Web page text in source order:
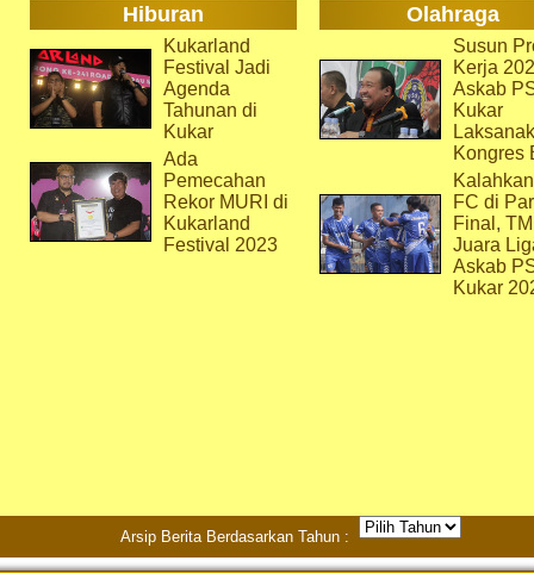
Hiburan Olahraga
Kukarland
Festival Jadi
Agenda
Tahunan di
Kukar
Ada
Pemecahan
Rekor MURI di
Kukarland
Festival 2023
Susun
Kerja
Askab
Kukar
Kongres
FC di
Final,
Juara
Askab
Kukar
Arsip Berita Berdasarkan Tahun :